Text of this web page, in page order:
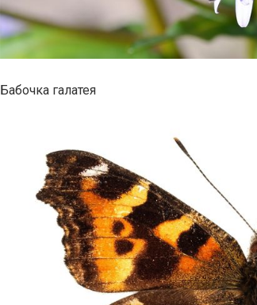
Бабочка галатея